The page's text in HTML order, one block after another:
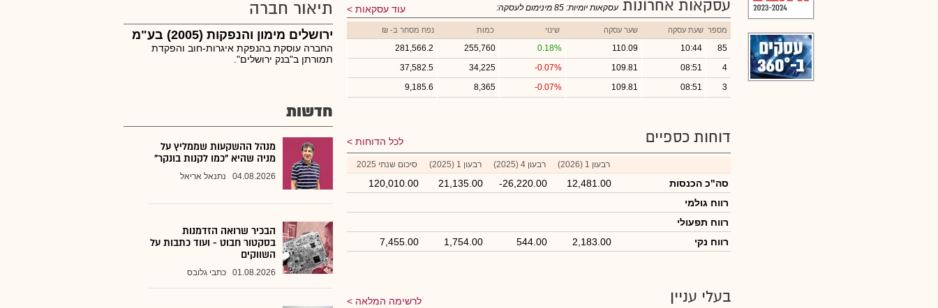
עסקאות אחרונות עוד עסקאות עסקאות יומיות: 85 מינימום לעסקה:
מספר שעת עסקה שער עסקה שינוי כמות נפח מסחר ב- ₪
85
10:44
110.09
0.18%
255,760
281,566.2
4
08:51
109.81
-0.07%
34,225
37,582.5
3
08:51
109.81
-0.07%
8,365
9,185.6
דוחות כספיים לכל הדוחות
רבעון 1 (2026) רבעון 4 (2025) רבעון 1 (2025) סיכום שנתי 2025
סה"כ הכנסות 12,481.00
-26,220.00
21,135.00
120,010.00
רווח גולמי
רווח תפעולי
רווח נקי
2,183.00
544.00
1,754.00
7,455.00
בעלי עניין לרשימה המלאה
תיאור חברה
ירושלים מימון והנפקות (2005) בע"מ
החברה עוסקת בהנפקת איגרות-חוב והפקדת
תמורתן ב"בנק ירושלים".
חדשות
מנהל ההשקעות שממליץ על
מניה שהיא "כמו לקנות בונקר"
04.08.2026 נתנאל אריאל
הבכיר שרואה הזדמנות
בסקטור חבוט - ועוד כתבות על
השווקים
01.08.2026 כתבי גלובס